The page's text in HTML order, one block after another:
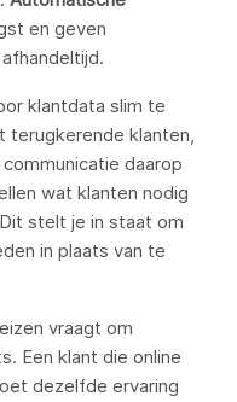
en geven
klantdata slim te
terugkerende klanten,
daarop
wat klanten nodig
stelt je in staat om
in plaats van te
vraagt om
Een klant die online
dezelfde ervaring